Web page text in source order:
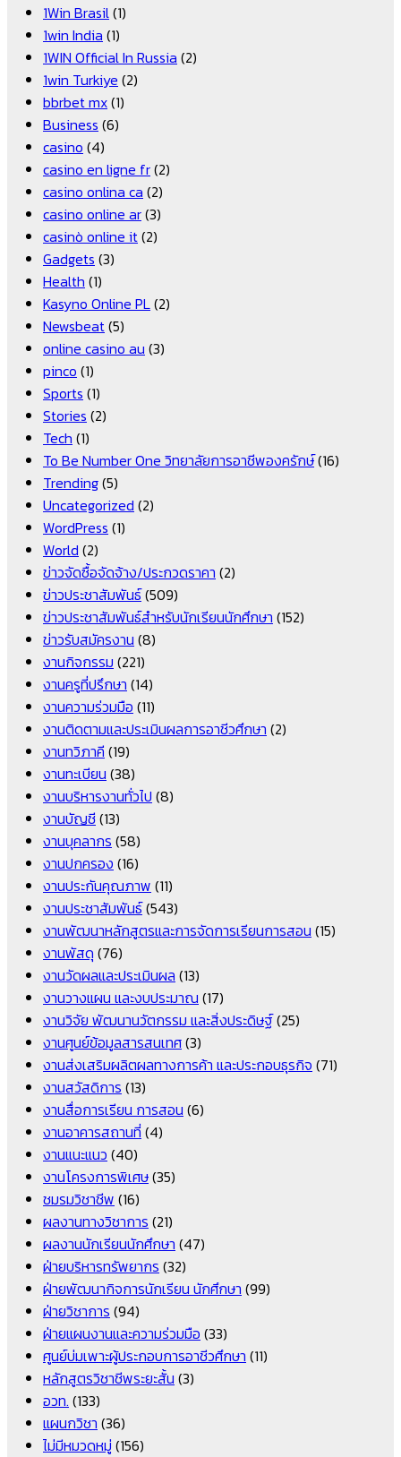
1Win Brasil(1)
1win India (1)
1WIN Official In Russia (2)
1win Turkiye (2)
bbrbet mx(1)
Business (6)
casino (4)
casino en ligne fr(2)
casino onlina ca (2)
casino online ar(3)
casinò online it(2)
Gadgets (3)
Health (1)
Kasyno Online PL(2)
Newsbeat(5)
online casino au (3)
pinco (1)
Sports (1)
Stories (2)
Tech (1)
To Be Number One วิทยาลัยการอาชีพองครักษ์(16)
Trending(5)
Uncategorized (2)
WordPress (1)
World (2)
ข่าวจัดซื้อจัดจ้าง/ประกวดราคา (2)
ข่าวประชาสัมพันธ์(509)
ข่าวประชาสัมพันธ์สำหรับนักเรียนนักศึกษา (152)
ข่าวรับสมัครงาน (8)
งานกิจกรรม (221)
งานครูที่ปรึกษา (14)
งานความร่วมมือ (11)
งานติดตามและประเมินผลการอาชีวศึกษา (2)
งานทวิภาคี (19)
งานทะเบียน (38)
งานบริหารงานทั่วไป (8)
งานบัญชี(13)
งานบุคลากร (58)
งานปกครอง (16)
งานประกันคุณภาพ (11)
งานประชาสัมพันธ์(543)
งานพัฒนาหลักสูตรและการจัดการเรียนการสอน (15)
งานพัสดุ (76)
งานวัดผลและประเมินผล (13)
งานวางแผน และงบประมาณ (17)
งานวิจัย พัฒนานวัตกรรม และสิ่งประดิษฐ์(25)
งานศูนย์ข้อมูลสารสนเทศ(3)
งานส่งเสริมผลิตผลทางการค้า และประกอบธุรกิจ (71)
งานสวัสดิการ (13)
งานสื่อการเรียน การสอน (6)
งานอาคารสถานที่ (4)
งานแนะแนว (40)
งานโครงการพิเศษ(35)
ชมรมวิชาชีพ (16)
ผลงานทางวิชาการ (21)
ผลงานนักเรียนนักศึกษา (47)
ฝ่ายบริหารทรัพยากร (32)
ฝ่ายพัฒนากิจการนักเรียน นักศึกษา (99)
ฝ่ายวิชาการ (94)
ฝ่ายแผนงานและความร่วมมือ (33)
ศูนย์บ่มเพาะผู้ประกอบการอาชีวศึกษา (11)
หลักสูตรวิชาชีพระยะสั้น (3)
อวท. (133)
แผนกวิชา (36)
ไม่มีหมวดหมู่ (156)